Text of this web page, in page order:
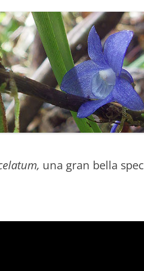
una gran bella